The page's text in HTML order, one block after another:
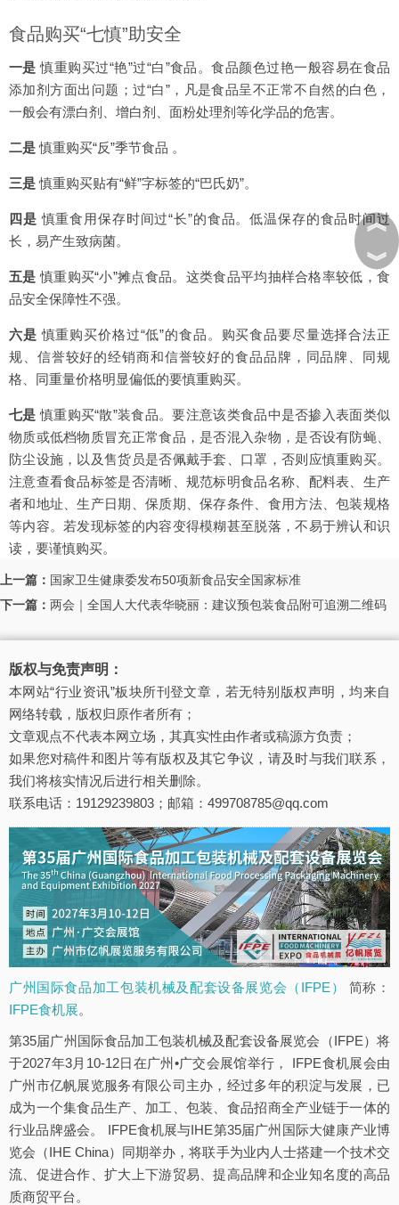
食品购买“七慎”助安全
一是 慎重购买过“艳”过“白”食品。食品颜色过艳一般容易在食品
添加剂方面出问题；过“白”，凡是食品呈不正常不自然的白色，
一般会有漂白剂、增白剂、面粉处理剂等化学品的危害。
二是慎重购买“反”季节食品 。
三是慎重购买贴有“鲜”字标签的“巴氏奶”。
四是 慎重食用保存时间过“长”的食品。低温保存的食品时间过
长，易产生致病菌。
五是 慎重购买“小”摊点食品。这类食品平均抽样合格率较低，食
品安全保障性不强。
六是 慎重购买价格过“低”的食品。购买食品要尽量选择合法正
规、信誉较好的经销商和信誉较好的食品品牌，同品牌、同规
格、同重量价格明显偏低的要慎重购买。
七是 慎重购买“散”装食品。要注意该类食品中是否掺入表面类似
物质或低档物质冒充正常食品，是否混入杂物，是否设有防蝇、
防尘设施，以及售货员是否佩戴手套、口罩，否则应慎重购买。
注意查看食品标签是否清晰、规范标明食品名称、配料表、生产
者和地址、生产日期、保质期、保存条件、食用方法、包装规格
等内容。若发现标签的内容变得模糊甚至脱落，不易于辨认和识
读，要谨慎购买。
上一篇： 国家卫生健康委发布50项新食品安全国家标准
下一篇： 两会｜全国人大代表华晓丽：建议预包装食品附可追溯二维码
版权与免责声明：
本网站“行业资讯”板块所刊登文章，若无特别版权声明，均来自
网络转载，版权归原作者所有；
文章观点不代表本网立场，其真实性由作者或稿源方负责；
如果您对稿件和图片等有版权及其它争议，请及时与我们联系，
我们将核实情况后进行相关删除。
联系电话：19129239803；邮箱：499708785@qq.com
广州国际食品加工包装机械及配套设备展览会（IFPE）
简称：
IFPE食机展。
第35届广州国际食品加工包装机械及配套设备展览会（IFPE）将
于2027年3月10-12日在广州•广交会展馆举行， IFPE食机展会由
广州市亿帆展览服务有限公司主办，经过多年的积淀与发展，已
成为一个集食品生产、加工、包装、食品招商全产业链于一体的
行业品牌盛会。 IFPE食机展与IHE第35届广州国际大健康产业博
览会（IHE China）同期举办，将联手为业内人士搭建一个技术交
流、促进合作、扩大上下游贸易、提高品牌和企业知名度的高品
质商贸平台。
︽
︾